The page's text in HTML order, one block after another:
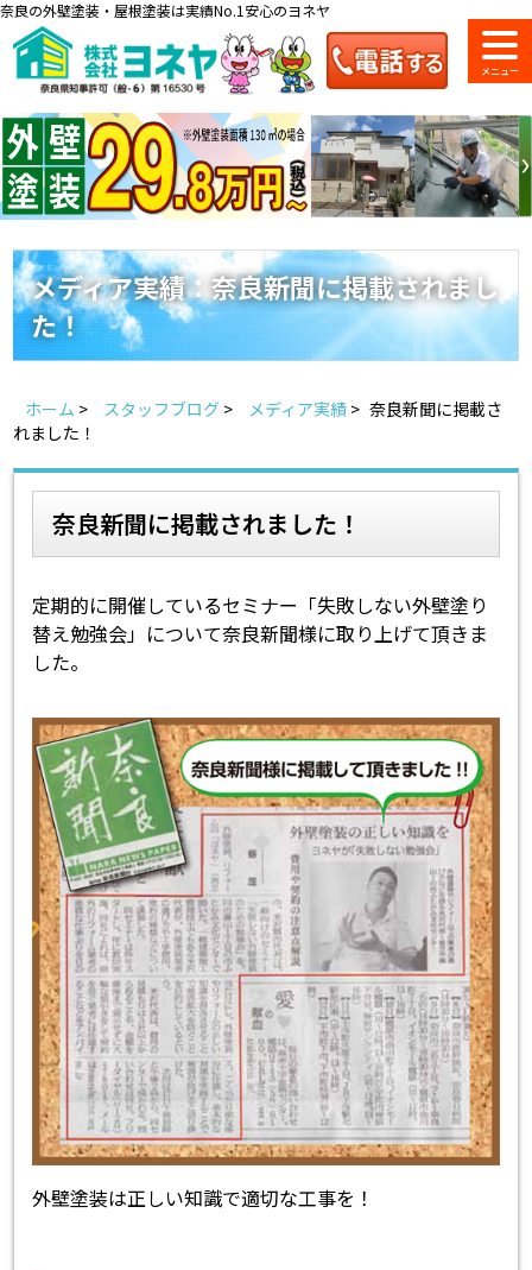
奈良の外壁塗装・屋根塗装は実績No.1安心のヨネヤ
料金一覧 会社案内 ショールーム
のご紹介
来店予約 お電話
地域の事例がいっぱい
Home お客様の声
スタッフブログ 屋根リフォームについて
ヨネヤがお客様から選ばれる10の
理由
リフォームローン
工場倉庫改修 アパート・マンション修繕
見積もりシミュレーション
メディア実績：奈良新聞に掲載されまし
た！
ホーム > スタッフブログ > メディア実績 > 奈良新聞に掲載さ
れました！
奈良新聞に掲載されました！
定期的に開催しているセミナー「失敗しない外壁塗り
替え勉強会」について奈良新聞様に取り上げて頂きま
した。
外壁塗装は正しい知識で適切な工事を！